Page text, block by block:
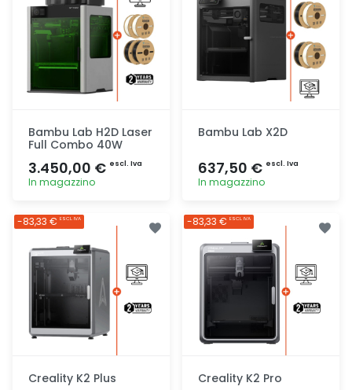
Bambu Lab H2D Laser
Full Combo 40W
3.450,00 € escl. Iva
In magazzino
Bambu Lab X2D
637,50 € escl. Iva
In magazzino
Creality K2 Plus
-83,33 € ESCL. IVA
Creality K2 Pro
-83,33 € ESCL. IVA